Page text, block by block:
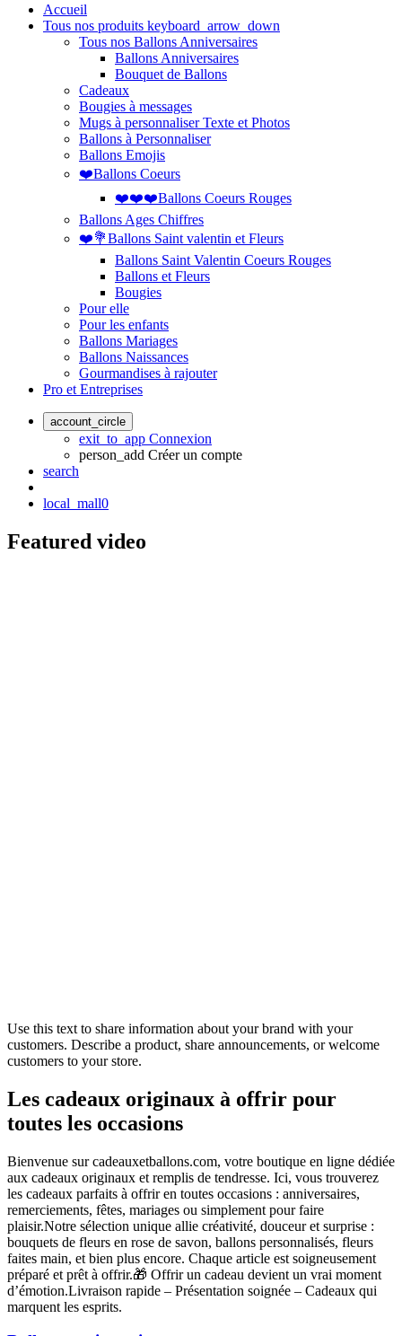
Accueil
Tous nos produits keyboard_arrow_down
Tous nos Ballons Anniversaires
Ballons Anniversaires
Bouquet de Ballons
Cadeaux
Bougies à messages
Mugs à personnaliser Texte et Photos
Ballons à Personnaliser
Ballons Emojis
❤️Ballons Coeurs
❤️❤️❤️Ballons Coeurs Rouges
Ballons Ages Chiffres
❤️💐Ballons Saint valentin et Fleurs
Ballons Saint Valentin Coeurs Rouges
Ballons et Fleurs
Bougies
Pour elle
Pour les enfants
Ballons Mariages
Ballons Naissances
Gourmandises à rajouter
Pro et Entreprises
account_circle
exit_to_app Connexion
person_add Créer un compte
search
local_mall0
Featured video
Use this text to share information about your brand with your
customers. Describe a product, share announcements, or welcome
customers to your store.
Les cadeaux originaux à offrir pour
toutes les occasions
Bienvenue sur cadeauxetballons.com, votre boutique en ligne dédiée
aux cadeaux originaux et remplis de tendresse. Ici, vous trouverez
les cadeaux parfaits à offrir en toutes occasions : anniversaires,
remerciements, fêtes, mariages ou simplement pour faire
plaisir.Notre sélection unique allie créativité, douceur et surprise :
bouquets de fleurs en rose de savon, ballons personnalisés, fleurs
faites main, et bien plus encore. Chaque article est soigneusement
préparé et prêt à offrir.🎁 Offrir un cadeau devient un vrai moment
d’émotion.Livraison rapide – Présentation soignée – Cadeaux qui
marquent les esprits.